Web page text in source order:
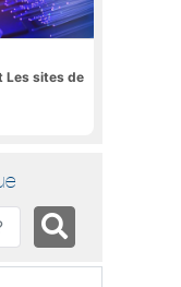
Les sites de